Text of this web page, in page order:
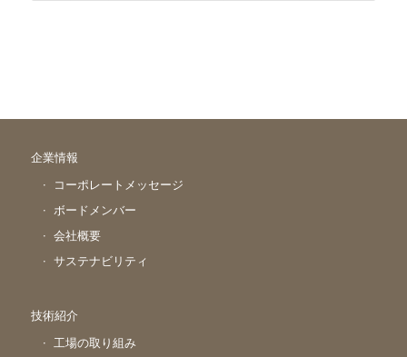
企業情報
コーポレートメッセージ
ボードメンバー
会社概要
サステナビリティ
技術紹介
工場の取り組み